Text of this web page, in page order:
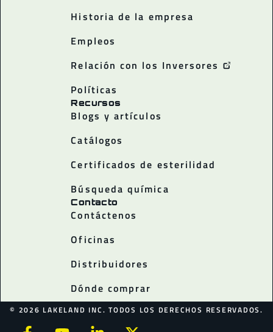
Historia de la empresa
Empleos
Relación con los Inversores
Políticas
Recursos
Blogs y artículos
Catálogos
Certificados de esterilidad
Búsqueda química
Contacto
Contáctenos
Oficinas
Distribuidores
Dónde comprar
© 2026 LAKELAND INC. TODOS LOS DERECHOS RESERVADOS.